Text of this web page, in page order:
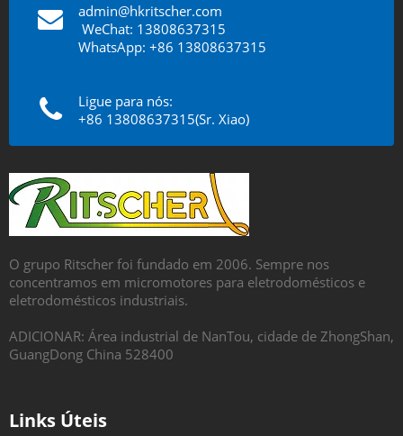
admin@hkritscher.com
WeChat: 13808637315
WhatsApp: +86 13808637315
Ligue para nós:
+86 13808637315(Sr. Xiao)
O grupo Ritscher foi fundado em 2006. Sempre nos
concentramos em micromotores para eletrodomésticos e
eletrodomésticos industriais.
ADICIONAR: Área industrial de NanTou, cidade de ZhongShan,
GuangDong China 528400
Links Úteis